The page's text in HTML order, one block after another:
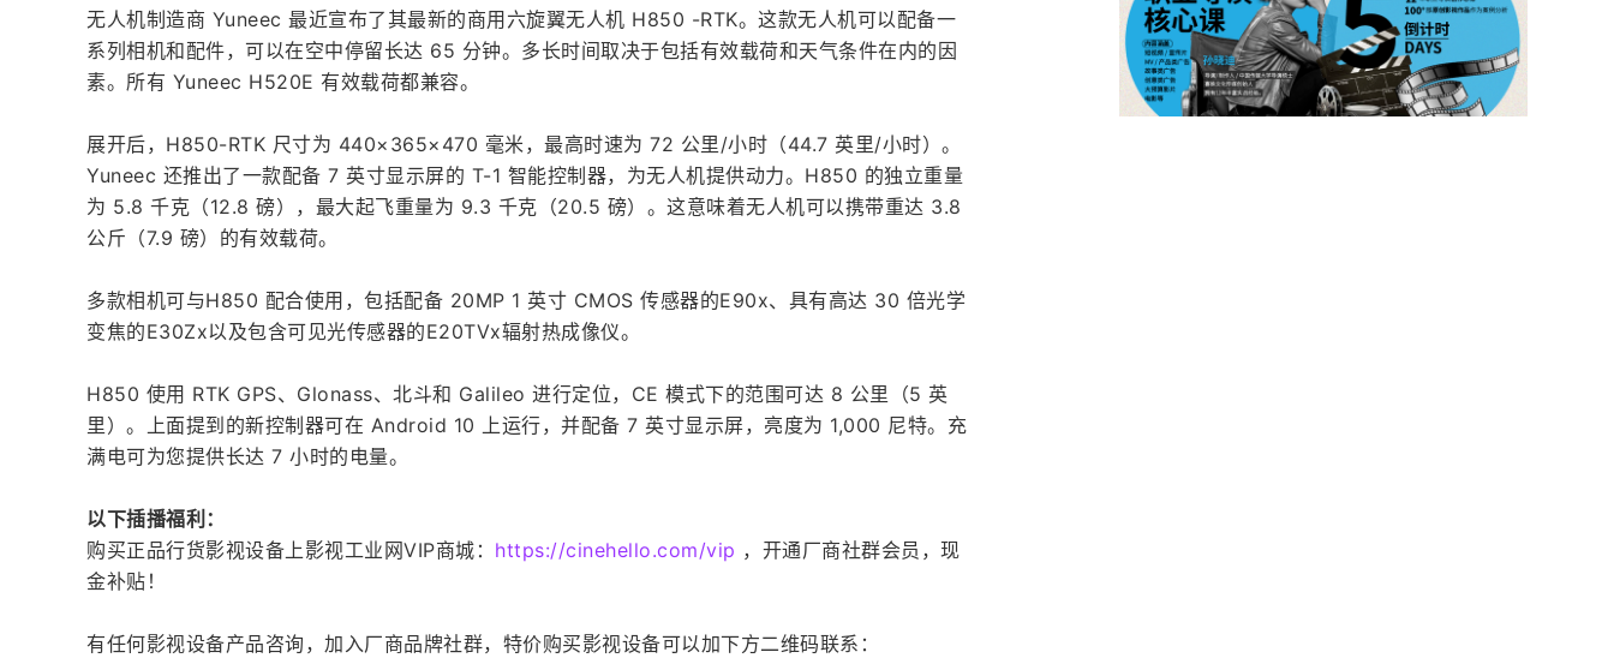
无人机制造商 Yuneec 最近宣布了其最新的商用六旋翼无人机 H850 -RTK。这款无人机可以配备一
系列相机和配件，可以在空中停留长达 65 分钟。多长时间取决于包括有效载荷和天气条件在内的因
素。所有 Yuneec H520E 有效载荷都兼容。
展开后，H850-RTK 尺寸为 440×365×470 毫米，最高时速为 72 公里/小时（44.7 英里/小时）。
Yuneec 还推出了一款配备 7 英寸显示屏的 T-1 智能控制器，为无人机提供动力。H850 的独立重量
为 5.8 千克（12.8 磅），最大起飞重量为 9.3 千克（20.5 磅）。这意味着无人机可以携带重达 3.8
公斤（7.9 磅）的有效载荷。
多款相机可与H850 配合使用，包括配备 20MP 1 英寸 CMOS 传感器的E90x、具有高达 30 倍光学
变焦的E30Zx以及包含可见光传感器的E20TVx辐射热成像仪。
H850 使用 RTK GPS、Glonass、北斗和 Galileo 进行定位，CE 模式下的范围可达 8 公里（5 英
里）。上面提到的新控制器可在 Android 10 上运行，并配备 7 英寸显示屏，亮度为 1,000 尼特。充
满电可为您提供长达 7 小时的电量。
以下插播福利：
购买正品行货影视设备上影视工业网VIP商城： https://cinehello.com/vip ，开通厂商社群会员，现
金补贴！
有任何影视设备产品咨询，加入厂商品牌社群，特价购买影视设备可以加下方二维码联系：